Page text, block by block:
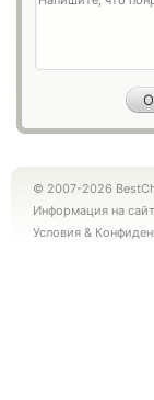
© 2007-2026
Информация на
Условия &